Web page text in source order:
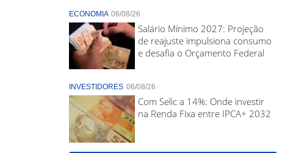
ECONOMIA 06/08/26
Salário Mínimo 2027: Projeção
de reajuste impulsiona consumo
e desafia o Orçamento Federal
INVESTIDORES 06/08/26
Com Selic a 14%: Onde investir
na Renda Fixa entre IPCA+ 2032